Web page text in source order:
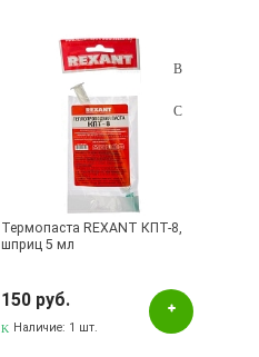
Термопаста REXANT КПТ-8,
шприц 5 мл
150 руб.
Наличие: 1 шт.